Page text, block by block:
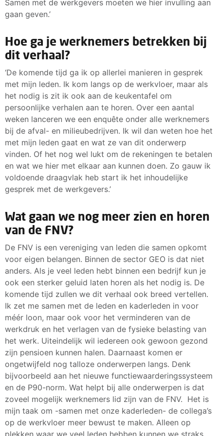
Samen met de werkgevers moeten we hier invulling aan
gaan geven.’
Hoe ga je werknemers betrekken bij
dit verhaal?
‘De komende tijd ga ik op allerlei manieren in gesprek
met mijn leden. Ik kom langs op de werkvloer, maar als
het nodig is zit ik ook aan de keukentafel om
persoonlijke verhalen aan te horen. Over een aantal
weken lanceren we een enquête onder alle werknemers
bij de afval- en milieubedrijven. Ik wil dan weten hoe het
met mijn leden gaat en wat ze van dit onderwerp
vinden. Of het nog wel lukt om de rekeningen te betalen
en wat we hier met elkaar aan kunnen doen. Zo gauw ik
voldoende draagvlak heb start ik het inhoudelijke
gesprek met de werkgevers.’
Wat gaan we nog meer zien en horen
van de FNV?
De FNV is een vereniging van leden die samen opkomt
voor eigen belangen. Binnen de sector GEO is dat niet
anders. Als je veel leden hebt binnen een bedrijf kun je
ook een sterker geluid laten horen als het nodig is. De
komende tijd zullen we dit verhaal ook breed vertellen.
Ik zet me samen met de leden en kaderleden in voor
méér loon, maar ook voor het verminderen van de
werkdruk en het verlagen van de fysieke belasting van
het werk. Uiteindelijk wil iedereen ook gewoon gezond
zijn pensioen kunnen halen. Daarnaast komen er
ongetwijfeld nog talloze onderwerpen langs. Denk
bijvoorbeeld aan het nieuwe functiewaarderingssysteem
en de P90-norm. Wat helpt bij alle onderwerpen is dat
zoveel mogelijk werknemers lid zijn van de FNV. Het is
mijn taak om -samen met onze kaderleden- de collega’s
op de werkvloer meer bewust te maken. Alleen op
plekken waar we veel leden hebben kunnen we straks